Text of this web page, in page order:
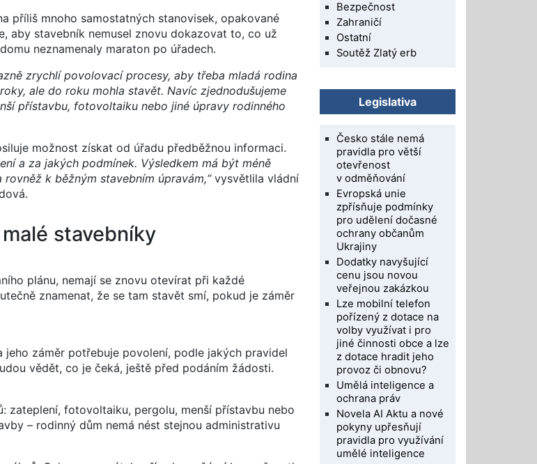
příliš mnoho samostatných stanovisek, opakované
aby stavebník nemusel znovu dokazovat to, co už
neznamenaly maraton po úřadech.
zrychlí povolovací procesy, aby třeba mladá rodina
ale do roku mohla stavět. Navíc zjednodušujeme
přístavbu, fotovoltaiku nebo jiné úpravy rodinného
možnost získat od úřadu předběžnou informaci.
a za jakých podmínek. Výsledkem má být méně
k běžným stavebním úpravám,“vysvětlila vládní
stavebníky
plánu, nemají se znovu otevírat při každé
znamenat, že se tam stavět smí, pokud je záměr
záměr potřebuje povolení, podle jakých pravidel
vědět, co je čeká, ještě před podáním žádosti.
zateplení, fotovoltaiku, pergolu, menší přístavbu nebo
– rodinný dům nemá nést stejnou administrativu
Bezpečnost
Zahraničí
Ostatní
Soutěž Zlatý erb
Legislativa
Česko stále nemá
pravidla pro větší
otevřenost
v odměňování
Evropská unie
zpřísňuje podmínky
pro udělení dočasné
ochrany občanům
Ukrajiny
Dodatky navyšující
cenu jsou novou
veřejnou zakázkou
Lze mobilní telefon
pořízený z dotace na
volby využívat i pro
jiné činnosti obce a lze
z dotace hradit jeho
provoz či obnovu?
Umělá inteligence a
ochrana práv
Novela AI Aktu a nové
pokyny upřesňují
pravidla pro využívání
umělé inteligence